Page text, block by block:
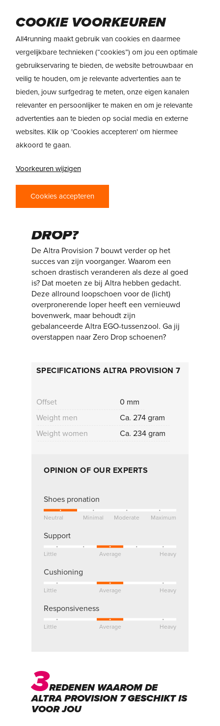
content
Menu
PRODUCTREVIEW
REVIEW: ALTRA
PROVISION 7 – STAP
DROP?
De Altra Provision 7 bouwt verder op het
succes van zijn voorganger. Waarom een
schoen drastisch veranderen als deze al goed
is? Dat moeten ze bij Altra hebben gedacht.
Deze allround loopschoen voor de (licht)
overpronerende loper heeft een vernieuwd
bovenwerk, maar behoudt zijn
gebalanceerde Altra EGO-tussenzool. Ga jij
overstappen naar Zero Drop schoenen?
SPECIFICATIONS ALTRA PROVISION 7
Offset
0 mm
Weight men
Ca. 274 gram
Weight women
Ca. 234 gram
OPINION OF OUR EXPERTS
Shoes pronation
Neutral Minimal Moderate Maximum
Support
Little Average Heavy
Cushioning
Little Average Heavy
Responsiveness
Little Average Heavy
3REDENEN WAAROM DE
ALTRA PROVISION 7 GESCHIKT IS
VOOR JOU
COOKIE VOORKEUREN
All4running maakt gebruik van cookies en daarmee
vergelijkbare technieken (“cookies”) om jou een optimale
gebruikservaring te bieden, de website betrouwbaar en
veilig te houden, om je relevante advertenties aan te
bieden, jouw surfgedrag te meten, onze eigen kanalen
relevanter en persoonlijker te maken en om je relevante
advertenties aan te bieden op social media en externe
websites. Klik op 'Cookies accepteren' om hiermee
akkoord te gaan.
Voorkeuren wijzigen
Cookies accepteren